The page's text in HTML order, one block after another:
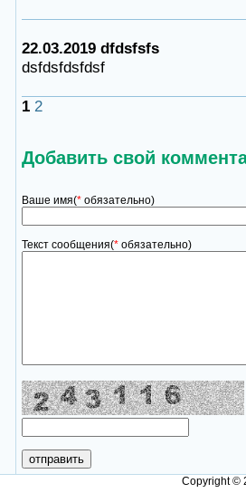
22.03.2019 dfdsfsfs
dsfdsfdsfdsf
1 2
Добавить свой
Ваше имя(* обязательно)
Текст сообщения(* обязательно)
Copyright ©